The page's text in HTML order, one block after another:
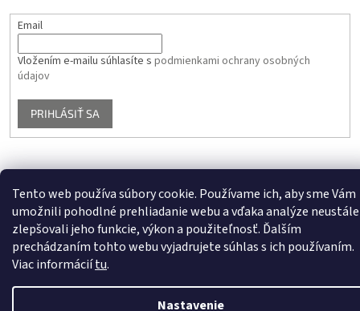
Tento web používa súbory cookie. Používame ich, aby sme Vám
umožnili pohodlné prehliadanie webu a vďaka analýze neustále
zlepšovali jeho funkcie, výkon a použiteľnosť. Ďalším
prechádzaním tohto webu vyjadrujete súhlas s ich používaním.
Viac informáciítu.
Nastavenie
Email
Vložením e-mailu súhlasíte s podmienkami ochrany osobných
údajov
PRIHLÁSIŤ SA
Vytvoril Shoptet
Copyright 2026KASTEX s.r.o. Všetky práva vyhradené.Upraviť
nastavenie cookies